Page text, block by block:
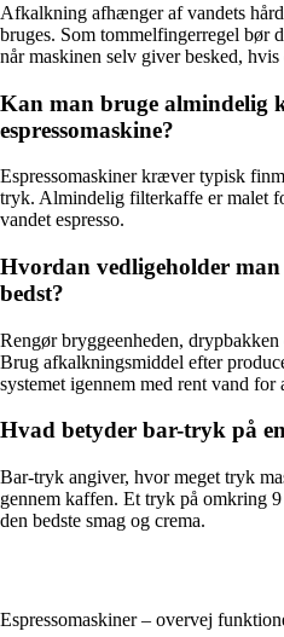
Afkalkning afhænger af vandets
bruges. Som tommelfingerregel bør
når maskinen selv giver besked,
Kan man bruge almindelig
espressomaskine?
Espressomaskiner kræver typisk
tryk. Almindelig filterkaffe er malet
vandet espresso.
Hvordan vedligeholder man
bedst?
Rengør bryggeenheden,
Brug afkalkningsmiddel efter
systemet igennem med rent vand for
Hvad betyder bar-tryk på en
Bar-tryk angiver, hvor meget tryk
gennem kaffen. Et tryk på omkring
den bedste smag og crema.
Espressomaskiner – overvej